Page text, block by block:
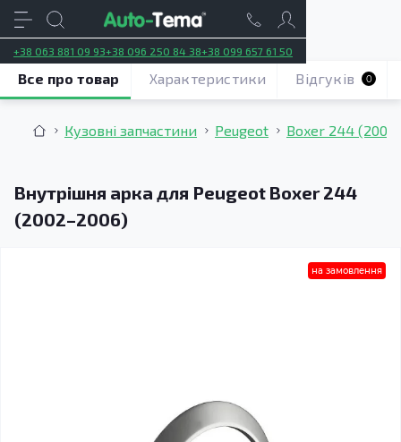
+38 063 881 09 93+38 096 250 84 38+38 099 657 61 50
Кузовні запчастини Peugeot Boxer 244
Внутрішня арка для Peugeot Boxer 244
(2002–2006)
Все про товар Характеристики Відгуків 0
на замовлення